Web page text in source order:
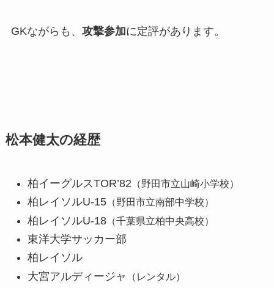
GKながらも、 攻撃参加に定評があります。
松本健太の経歴
柏イーグルスTOR’82 （野田市立山崎小学校）
柏レイソルU-15（野田市立南部中学校）
柏レイソルU-18（千葉県立柏中央高校）
東洋大学サッカー部
柏レイソル
大宮アルディージャ
（レンタル）